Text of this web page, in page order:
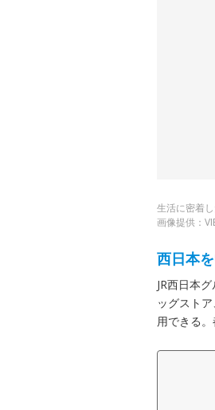
生活に密着
画像提供：
西日本
JR西日本
ッグスト
用できる